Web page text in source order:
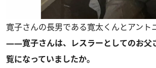
寛子さんの長男である寛太くんとアント
――寛子さんは、レスラーとしてのお父
覧になっていましたか。